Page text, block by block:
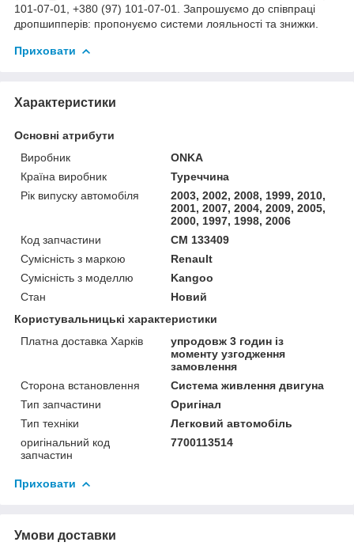
101-07-01, +380 (97) 101-07-01. Запрошуємо до співпраці
дропшипперів: пропонуємо системи лояльності та знижки.
Приховати
Характеристики
Основні атрибути
Виробник
ONKA
Країна виробник
Туреччина
Рік випуску автомобіля
2003, 2002, 2008, 1999, 2010,
2001, 2007, 2004, 2009, 2005,
2000, 1997, 1998, 2006
Код запчастини
CM 133409
Сумісність з маркою
Renault
Сумісність з моделлю
Kangoo
Стан
Новий
Користувальницькі характеристики
Платна доставка Харків
упродовж 3 годин із
моменту узгодження
замовлення
Сторона встановлення
Система живлення двигуна
Тип запчастини
Оригінал
Тип техніки
Легковий автомобіль
оригінальний код
запчастин
7700113514
Приховати
Умови доставки